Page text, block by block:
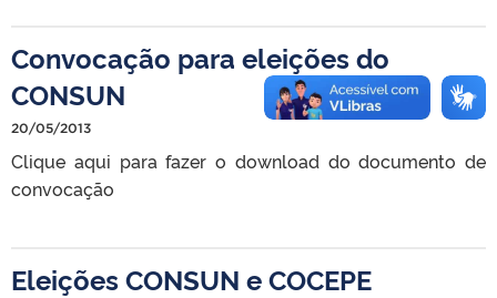
Convocação para eleições do
CONSUN
20/05/2013
Clique aqui para fazer o download do documento de
convocação
Eleições CONSUN e COCEPE